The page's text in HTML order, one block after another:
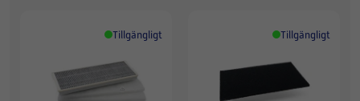
Tillgängligt Tillgängligt